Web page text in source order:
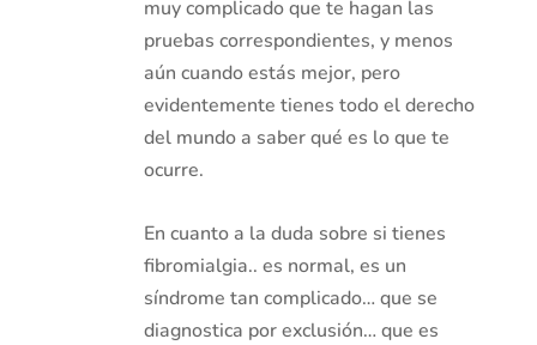
muy complicado que te hagan las
pruebas correspondientes, y menos
aún cuando estás mejor, pero
evidentemente tienes todo el derecho
del mundo a saber qué es lo que te
ocurre.
En cuanto a la duda sobre si tienes
fibromialgia.. es normal, es un
síndrome tan complicado… que se
diagnostica por exclusión… que es